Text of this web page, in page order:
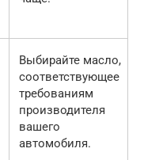
Выбирайте масло,
соответствующее
требованиям
производителя
вашего
автомобиля.